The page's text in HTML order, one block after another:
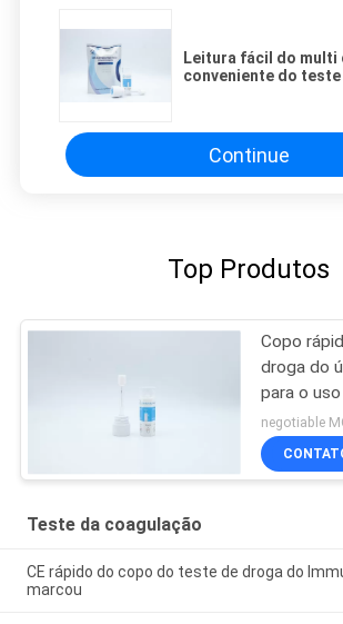
Leitura fácil do multi
conveniente do
Continue
Top Produtos
Copo
droga do
para o
negotiable
Teste da coagulação
CE rápido do copo do teste de droga do
marcou